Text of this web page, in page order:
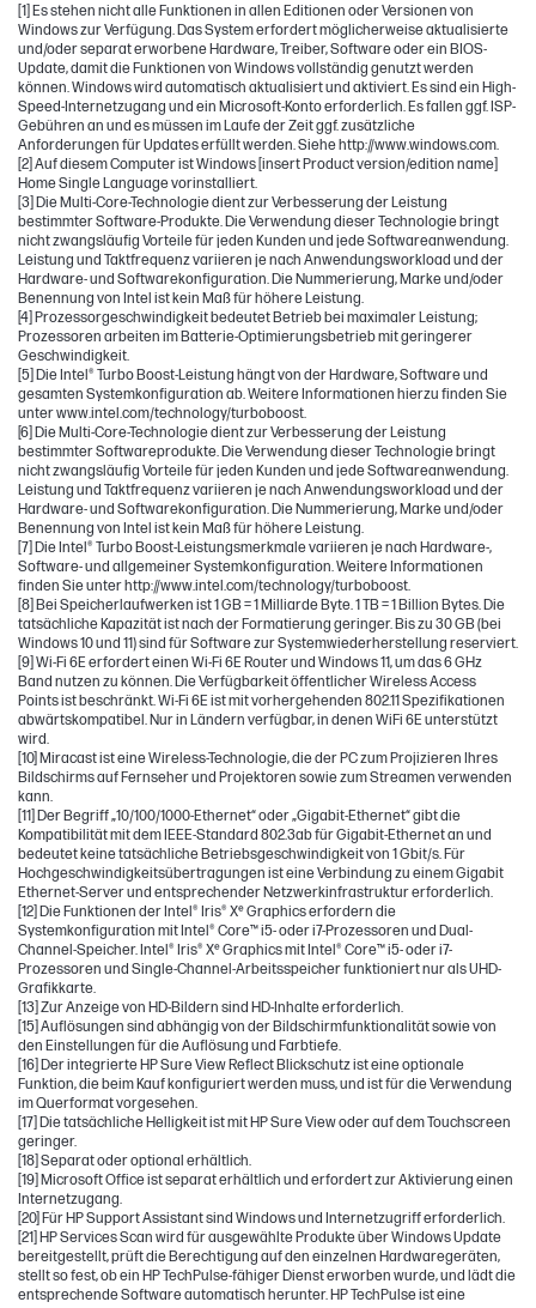
[1] Es stehen nicht alle Funktionen in allen Editionen oder Versionen von
Windows zur Verfügung. Das System erfordert möglicherweise aktualisierte
und/oder separat erworbene Hardware, Treiber, Software oder ein BIOS-
Update, damit die Funktionen von Windows vollständig genutzt werden
können. Windows wird automatisch aktualisiert und aktiviert. Es sind ein High-
Speed-Internetzugang und ein Microsoft-Konto erforderlich. Es fallen ggf. ISP-
Gebühren an und es müssen im Laufe der Zeit ggf. zusätzliche
Anforderungen für Updates erfüllt werden. Siehe http://www.windows.com.
[2] Auf diesem Computer ist Windows [insert Product version/edition name]
Home Single Language vorinstalliert.
[3] Die Multi-Core-Technologie dient zur Verbesserung der Leistung
bestimmter Software-Produkte. Die Verwendung dieser Technologie bringt
nicht zwangsläufig Vorteile für jeden Kunden und jede Softwareanwendung.
Leistung und Taktfrequenz variieren je nach Anwendungsworkload und der
Hardware- und Softwarekonfiguration. Die Nummerierung, Marke und/oder
Benennung von Intel ist kein Maß für höhere Leistung.
[4] Prozessorgeschwindigkeit bedeutet Betrieb bei maximaler Leistung;
Prozessoren arbeiten im Batterie-Optimierungsbetrieb mit geringerer
Geschwindigkeit.
[5] Die Intel® Turbo Boost-Leistung hängt von der Hardware, Software und
gesamten Systemkonfiguration ab. Weitere Informationen hierzu finden Sie
unter www.intel.com/technology/turboboost.
[6] Die Multi-Core-Technologie dient zur Verbesserung der Leistung
bestimmter Softwareprodukte. Die Verwendung dieser Technologie bringt
nicht zwangsläufig Vorteile für jeden Kunden und jede Softwareanwendung.
Leistung und Taktfrequenz variieren je nach Anwendungsworkload und der
Hardware- und Softwarekonfiguration. Die Nummerierung, Marke und/oder
Benennung von Intel ist kein Maß für höhere Leistung.
[7] Die Intel® Turbo Boost-Leistungsmerkmale variieren je nach Hardware-,
Software- und allgemeiner Systemkonfiguration. Weitere Informationen
finden Sie unter http://www.intel.com/technology/turboboost.
[8] Bei Speicherlaufwerken ist 1 GB = 1 Milliarde Byte. 1 TB = 1 Billion Bytes. Die
tatsächliche Kapazität ist nach der Formatierung geringer. Bis zu 30 GB (bei
Windows 10 und 11) sind für Software zur Systemwiederherstellung reserviert.
[9] Wi-Fi 6E erfordert einen Wi-Fi 6E Router und Windows 11, um das 6 GHz
Band nutzen zu können. Die Verfügbarkeit öffentlicher Wireless Access
Points ist beschränkt. Wi-Fi 6E ist mit vorhergehenden 802.11 Spezifikationen
abwärtskompatibel. Nur in Ländern verfügbar, in denen WiFi 6E unterstützt
wird.
[10] Miracast ist eine Wireless-Technologie, die der PC zum Projizieren Ihres
Bildschirms auf Fernseher und Projektoren sowie zum Streamen verwenden
kann.
[11] Der Begriff „10/100/1000-Ethernet“ oder „Gigabit-Ethernet“ gibt die
Kompatibilität mit dem IEEE-Standard 802.3ab für Gigabit-Ethernet an und
bedeutet keine tatsächliche Betriebsgeschwindigkeit von 1 Gbit/s. Für
Hochgeschwindigkeitsübertragungen ist eine Verbindung zu einem Gigabit
Ethernet-Server und entsprechender Netzwerkinfrastruktur erforderlich.
[12] Die Funktionen der Intel® Iris® Xᵉ Graphics erfordern die
Systemkonfiguration mit Intel® Core™ i5- oder i7-Prozessoren und Dual-
Channel-Speicher. Intel® Iris® Xᵉ Graphics mit Intel® Core™ i5- oder i7-
Prozessoren und Single-Channel-Arbeitsspeicher funktioniert nur als UHD-
Grafikkarte.
[13] Zur Anzeige von HD-Bildern sind HD-Inhalte erforderlich.
[15] Auflösungen sind abhängig von der Bildschirmfunktionalität sowie von
den Einstellungen für die Auflösung und Farbtiefe.
[16] Der integrierte HP Sure View Reflect Blickschutz ist eine optionale
Funktion, die beim Kauf konfiguriert werden muss, und ist für die Verwendung
im Querformat vorgesehen.
[17] Die tatsächliche Helligkeit ist mit HP Sure View oder auf dem Touchscreen
geringer.
[18] Separat oder optional erhältlich.
[19] Microsoft Office ist separat erhältlich und erfordert zur Aktivierung einen
Internetzugang.
[20] Für HP Support Assistant sind Windows und Internetzugriff erforderlich.
[21] HP Services Scan wird für ausgewählte Produkte über Windows Update
bereitgestellt, prüft die Berechtigung auf den einzelnen Hardwaregeräten,
stellt so fest, ob ein HP TechPulse-fähiger Dienst erworben wurde, und lädt die
entsprechende Software automatisch herunter. HP TechPulse ist eine